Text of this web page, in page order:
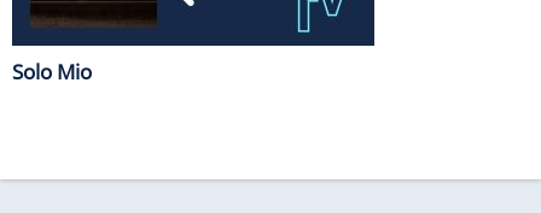
Solo Mio